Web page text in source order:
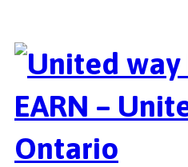
EARN –
Ontario